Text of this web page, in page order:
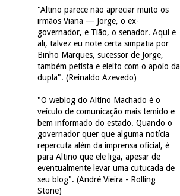
"Altino parece não apreciar muito os
irmãos Viana — Jorge, o ex-
governador, e Tião, o senador. Aqui e
ali, talvez eu note certa simpatia por
Binho Marques, sucessor de Jorge,
também petista e eleito com o apoio da
dupla". (Reinaldo Azevedo)
"O weblog do Altino Machado é o
veículo de comunicação mais temido e
bem informado do estado. Quando o
governador quer que alguma notícia
repercuta além da imprensa oficial, é
para Altino que ele liga, apesar de
eventualmente levar uma cutucada de
seu blog". (André Vieira - Rolling
Stone)